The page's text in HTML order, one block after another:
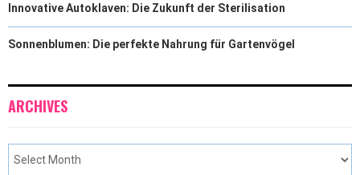
Innovative Autoklaven: Die Zukunft der Sterilisation
Sonnenblumen: Die perfekte Nahrung für Gartenvögel
ARCHIVES